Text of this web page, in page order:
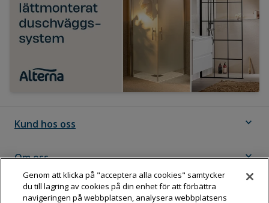
Kund hos oss expand_more
Om oss expand_more
Följ Dahl
Genom att klicka på "acceptera alla cookies" samtycker
du till lagring av cookies på din enhet för att förbättra
navigeringen på webbplatsen, analysera webbplatsens